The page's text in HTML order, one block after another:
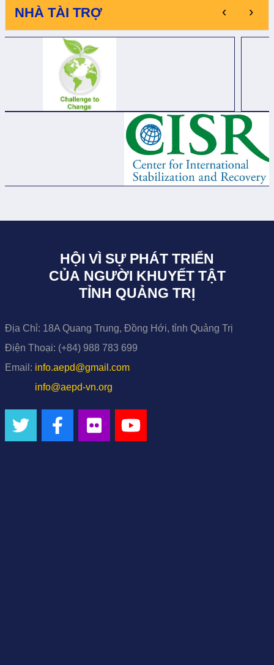
NHÀ TÀI TRỢ ‹ ›
HỘI VÌ SỰ PHÁT TRIỂN
CỦA NGƯỜI KHUYẾT TẬT
TỈNH QUẢNG TRỊ
Địa Chỉ: 18A Quang Trung, Đồng Hới, tỉnh Quảng Trị
Điện Thoại: (+84) 988 783 699
Email: info.aepd@gmail.com
info@aepd-vn.org